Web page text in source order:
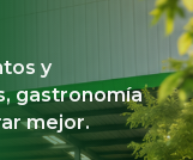
y
gastronomía
mejor.